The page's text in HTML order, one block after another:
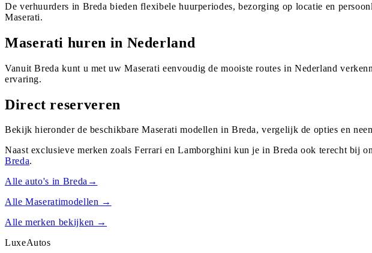
De verhuurders in Breda bieden flexibele huurperiodes, bezorging op locatie en
Maserati.
Maserati huren in Nederland
Vanuit Breda kunt u met uw Maserati eenvoudig de mooiste routes in Nederland
ervaring.
Direct reserveren
Bekijk hieronder de beschikbare Maserati modellen in Breda, vergelijk de opties en
Naast exclusieve merken zoals Ferrari en Lamborghini kun je in Breda ook terecht bij
Breda.
Alle auto's in Breda →
AlleMaseratimodellen →
Alle merken bekijken →
LuxeAutos